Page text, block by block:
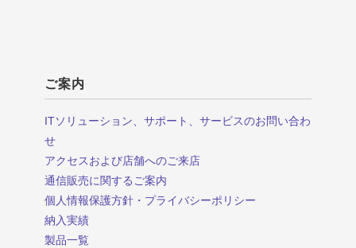
ご案内
ITソリューション、サポート、サービスのお問い合わ
せ
アクセスおよび店舗へのご来店
通信販売に関するご案内
個人情報保護方針・プライバシーポリシー
納入実績
製品一覧